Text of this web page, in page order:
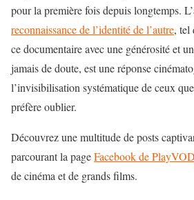
pour la première fois depuis longtemps.
reconnaissance de l’identité de l’autre, tel
ce documentaire avec une générosité et
jamais de doute, est une réponse
l’invisibilisation systématique de ceux
préfère oublier.
Découvrez une multitude de posts
parcourant la pageFacebook de PlayVOD
de cinéma et de grands films.